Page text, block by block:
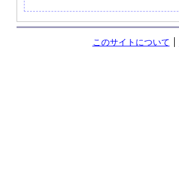
このサイトについて